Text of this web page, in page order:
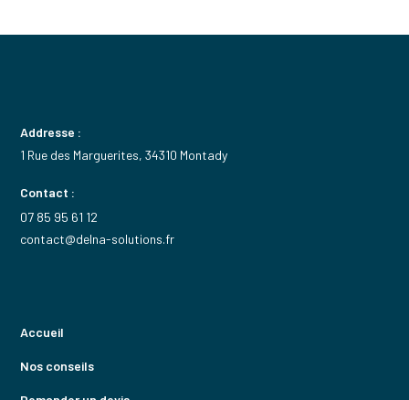
Addresse :
1 Rue des Marguerites, 34310 Montady
Contact :
07 85 95 61 12
contact@delna-solutions.fr
Accueil
Nos conseils